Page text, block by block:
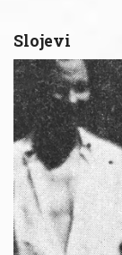
Slojevi